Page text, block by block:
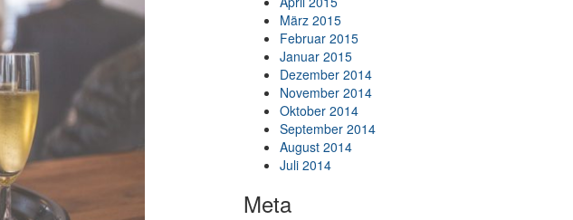
März 2015
Februar 2015
Januar 2015
Dezember 2014
November 2014
Oktober 2014
September 2014
August 2014
Juli 2014
Meta